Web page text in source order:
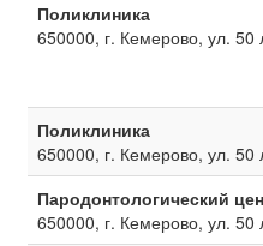
Поликлиника
650000, г. Кемерово, ул. 50
Поликлиника
650000, г. Кемерово, ул. 50
Пародонтологический
650000, г. Кемерово, ул. 50